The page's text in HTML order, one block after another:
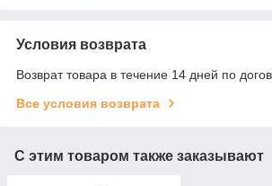
Условия возврата
Возврат товара в течение 14 дней по
Все условия возврата
С этим товаром также заказывают